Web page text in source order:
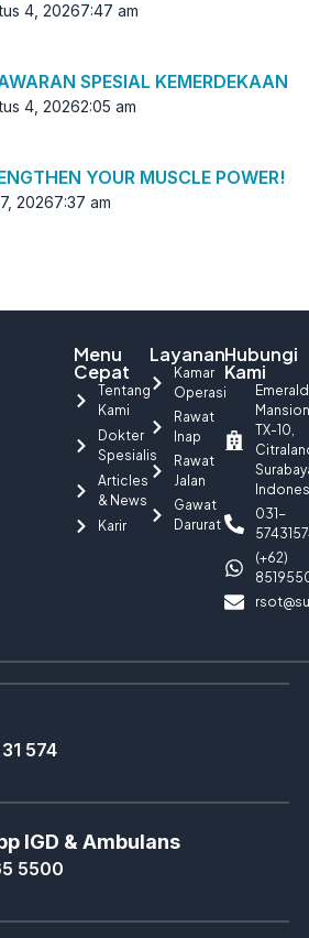
4, 20267:47 am
SPESIAL KEMERDEKAAN
4, 20262:05 am
YOUR MUSCLE POWER!
20267:37 am
Menu
Cepat
Tentang
Kami
Dokter
Spesialis
Articles
& News
Karir
Layanan
Kamar
Operasi
Rawat
Inap
Rawat
Jalan
Gawat
Darurat
Hubungi
Kami
Emerald
Mansion
TX-10,
031-
(+62)
574
IGD & Ambulans
5500